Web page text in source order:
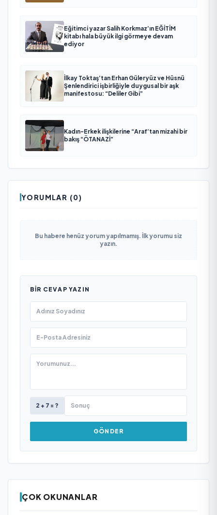
Eğitimci yazar Salih Korkmaz’ın EĞİTİM
kitabı hala büyük ilgi görmeye devam
ediyor
İlkay Toktaş’tan Erhan Güleryüz ve Hüsnü
Şenlendirici işbirliğiyle duygusal bir aşk
manifestosu: “Deliler Gibi”
Kadın-Erkek ilişkilerine “Araf’tan mizahi bir
bakış “ÖTANAZİ”
YORUMLAR (0)
Bu habere henüz yorum yapılmamış. İlk yorumu siz
yazın.
BIR CEVAP YAZIN
2 + 7 = ?
GÖNDER
ÇOK OKUNANLAR